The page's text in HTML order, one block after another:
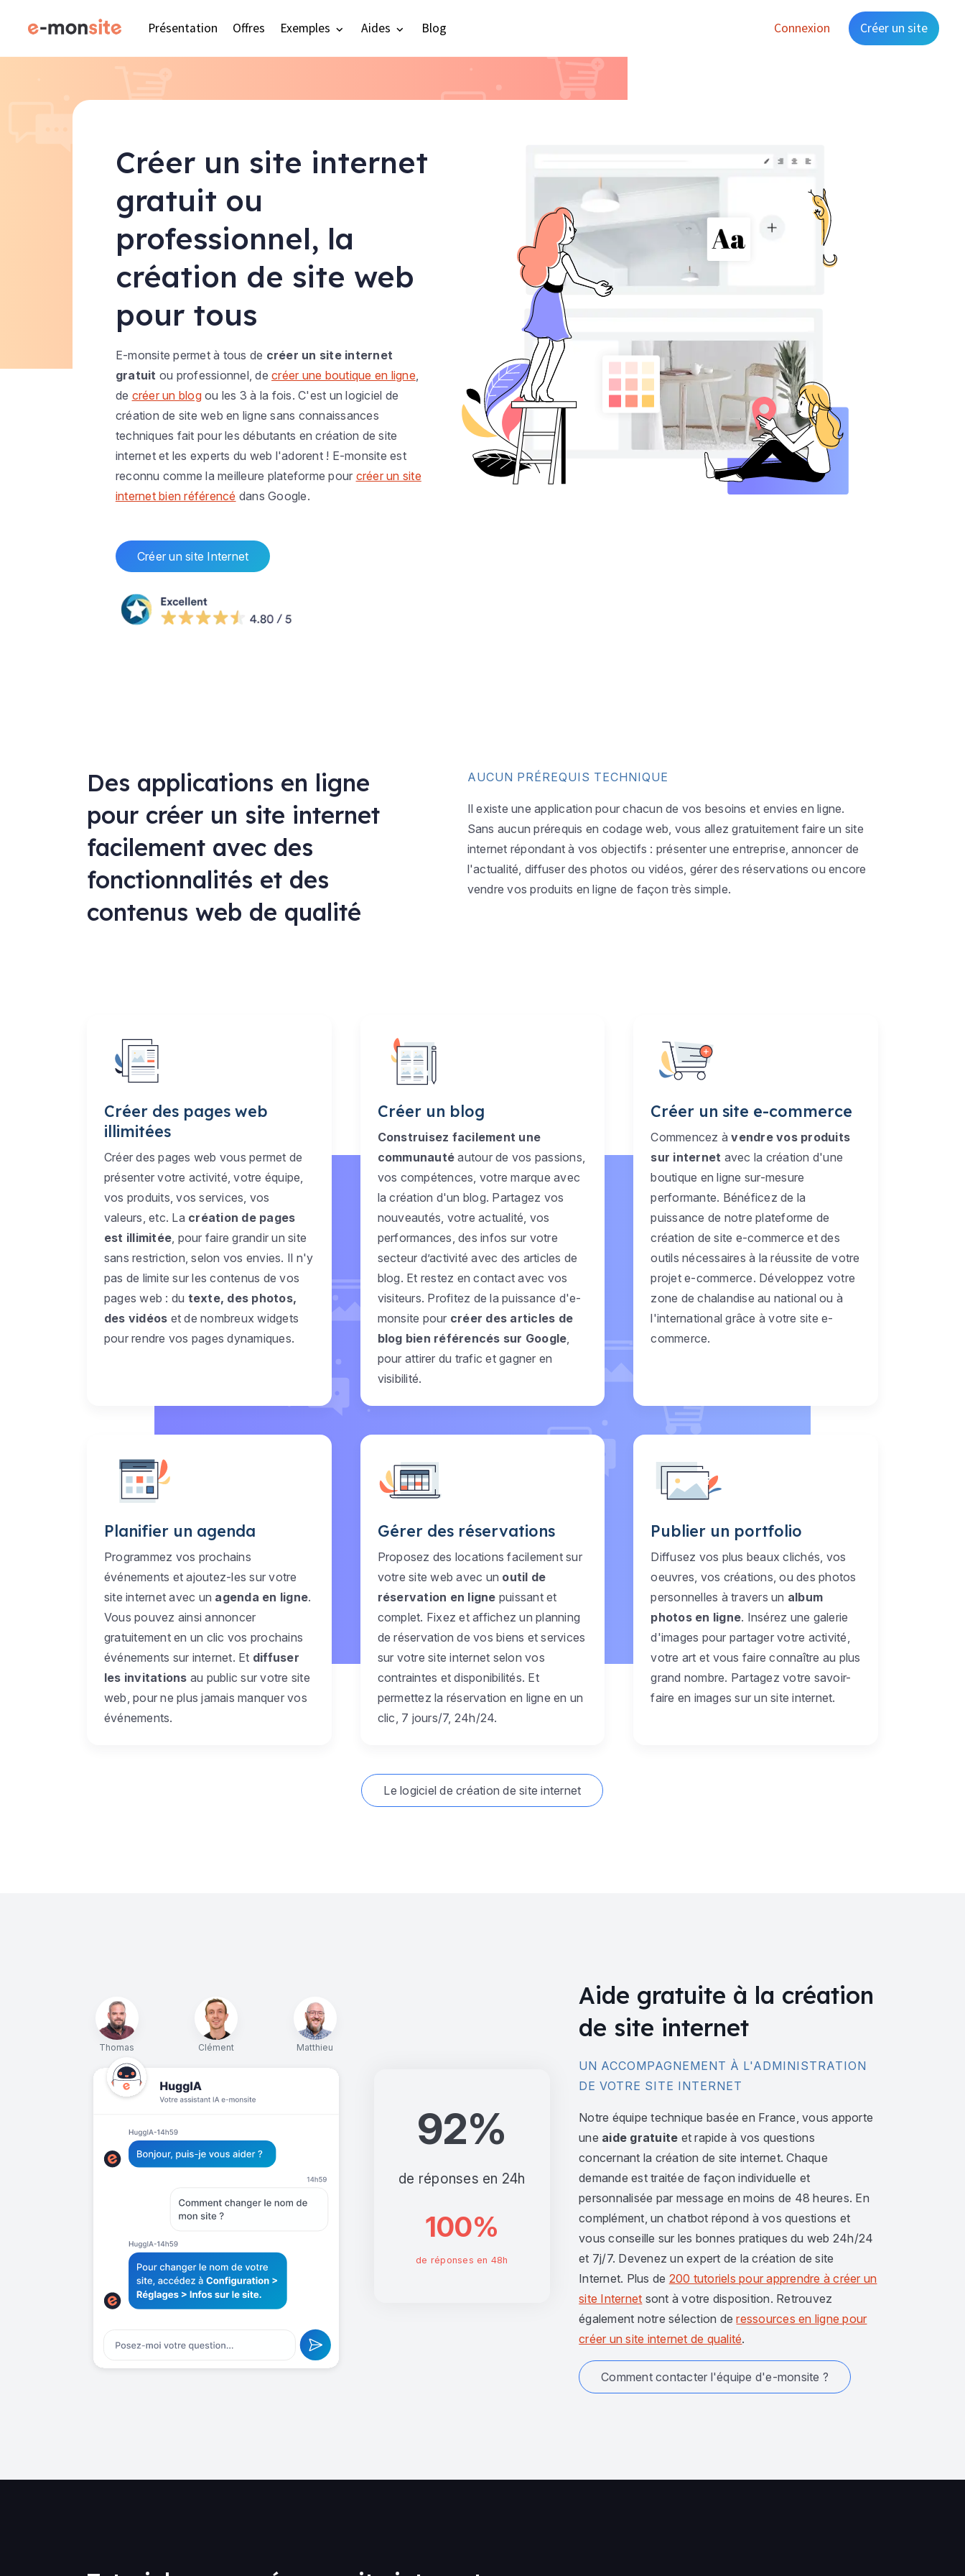
Présentation Offres Exemples Aides Blog Connexion Créer un site
Créer un site internet
gratuit ou
professionnel, la
création de site web
pour tous
E-monsite permet à tous de créer un site internet
gratuit ou professionnel, decréer une boutique en ligne,
de créer un blogou les 3 à la fois. C'est un logiciel de
création de site web en ligne sans connaissances
techniques fait pour les débutants en création de site
internet et les experts du web l'adorent ! E-monsite est
reconnu comme la meilleure plateforme pour créer un site
internet bien référencé dans Google.
Créer un site Internet
Des applications en ligne
pour créer un site internet
facilement avec des
fonctionnalités et des
contenus web de qualité
AUCUN PRÉREQUIS TECHNIQUE
Il existe une application pour chacun de vos besoins et envies en ligne.
Sans aucun prérequis en codage web, vous allez gratuitement faire un site
internet répondant à vos objectifs : présenter une entreprise, annoncer de
l'actualité, diffuser des photos ou vidéos, gérer des réservations ou encore
vendre vos produits en ligne de façon très simple.
Créer des pages web
illimitées
Créer des pages web vous permet de
présenter votre activité, votre équipe,
vos produits, vos services, vos
valeurs, etc. La création de pages
est illimitée , pour faire grandir un site
sans restriction, selon vos envies. Il n'y
pas de limite sur les contenus de vos
pages web : du texte, des photos,
des vidéos et de nombreux widgets
pour rendre vos pages dynamiques.
Créer un blog
Construisez facilement une
communauté autour de vos passions,
vos compétences, votre marque avec
la création d'un blog. Partagez vos
nouveautés, votre actualité, vos
performances, des infos sur votre
secteur d’activité avec des articles de
blog. Et restez en contact avec vos
visiteurs. Profitez de la puissance d'e-
monsite pour créer des articles de
blog bien référencés sur Google
pour attirer du trafic et gagner en
visibilité.
Créer un site e-commerce
Commencez àvendre vos produits
sur internet avec la création d'une
boutique en ligne sur-mesure
performante. Bénéficez de la
puissance de notre plateforme de
création de site e-commerce et des
outils nécessaires à la réussite de votre
projet e-commerce. Développez votre
zone de chalandise au national ou à
l'international grâce à votre site e-
commerce.
Planifier un agenda
Programmez vos prochains
événements et ajoutez-les sur votre
site internet avec un agenda en ligne.
Vous pouvez ainsi annoncer
gratuitement en un clic vos prochains
événements sur internet. Et diffuser
les invitations au public sur votre site
web, pour ne plus jamais manquer vos
événements.
Gérer des réservations
Proposez des locations facilement sur
votre site web avec un outil de
réservation en ligne puissant et
complet. Fixez et affichez un planning
de réservation de vos biens et services
sur votre site internet selon vos
contraintes et disponibilités. Et
permettez la réservation en ligne en un
clic, 7 jours/7, 24h/24.
Publier un portfolio
Diffusez vos plus beaux clichés, vos
oeuvres, vos créations, ou des photos
personnelles à travers un album
photos en ligne. Insérez une galerie
d'images pour partager votre activité,
votre art et vous faire connaître au plus
grand nombre. Partagez votre savoir-
faire en images sur un site internet.
Le logiciel de création de site internet
Thomas Clément Matthieu
92%
de réponses en 24h
100%
de réponses en 48h
Aide gratuite à la création
de site internet
UN ACCOMPAGNEMENT À L'ADMINISTRATION
DE VOTRE SITE INTERNET
Notre équipe technique basée en France, vous apporte
une aide gratuite et rapide à vos questions
concernant la création de site internet. Chaque
demande est traitée de façon individuelle et
personnalisée par message en moins de 48 heures. En
complément, un chatbot répond à vos questions et
vous conseille sur les bonnes pratiques du web 24h/24
et 7j/7. Devenez un expert de la création de site
Internet. Plus de 200 tutoriels pour apprendre à créer un
site Internet sont à votre disposition. Retrouvez
également notre sélection deressources en ligne pour
créer un site internet de qualité.
Comment contacter l'équipe d'e-monsite ?